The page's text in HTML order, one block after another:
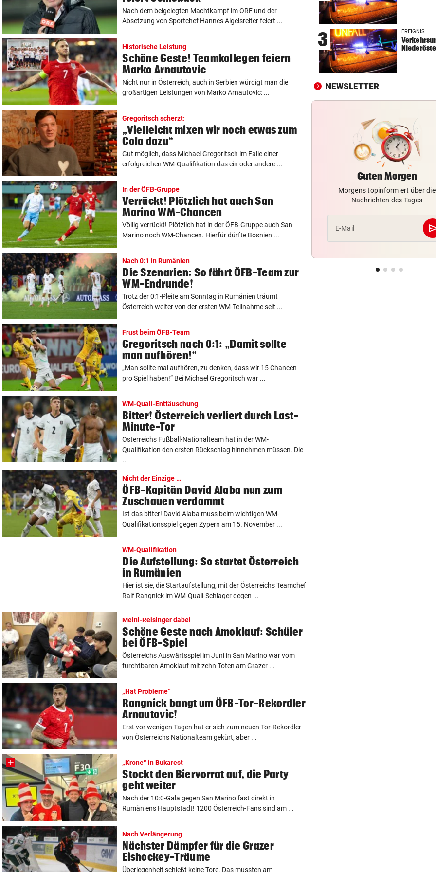
Nach dem beigelegten Machtkampf im ORF und der
Absetzung von Sportchef Hannes Aigelsreiter feiert ...
Historische Leistung
Schöne Geste! Teamkollegen feiern
Marko Arnautovic
Nicht nur in Österreich, auch in Serbien würdigt man die
großartigen Leistungen von Marko Arnautovic: ...
Gregoritsch scherzt:
„Vielleicht mixen wir noch etwas zum
Cola dazu“
Gut möglich, dass Michael Gregoritsch im Falle einer
erfolgreichen WM-Qualifikation das ein oder andere ...
In der ÖFB-Gruppe
Verrückt! Plötzlich hat auch San
Marino WM-Chancen
Völlig verrückt! Plötzlich hat in der ÖFB-Gruppe auch San
Marino noch WM-Chancen. Hierfür dürfte Bosnien ...
Nach 0:1 in Rumänien
Die Szenarien: So fährt ÖFB-Team zur
WM-Endrunde!
Trotz der 0:1-Pleite am Sonntag in Rumänien träumt
Österreich weiter von der ersten WM-Teilnahme seit ...
Frust beim ÖFB-Team
Gregoritsch nach 0:1: „Damit sollte
man aufhören!“
„Man sollte mal aufhören, zu denken, dass wir 15 Chancen
pro Spiel haben!“ Bei Michael Gregoritsch war ...
WM-Quali-Enttäuschung
Bitter! Österreich verliert durch Last-
Minute-Tor
Österreichs Fußball-Nationalteam hat in der WM-
Qualifikation den ersten Rückschlag hinnehmen müssen. Die
...
Nicht der Einzige …
ÖFB-Kapitän David Alaba nun zum
Zuschauen verdammt
Ist das bitter! David Alaba muss beim wichtigen WM-
Qualifikationsspiel gegen Zypern am 15. November ...
WM-Qualifikation
Die Aufstellung: So startet Österreich
in Rumänien
Hier ist sie, die Startaufstellung, mit der Österreichs Teamchef
Ralf Rangnick im WM-Quali-Schlager gegen ...
Meinl-Reisinger dabei
Schöne Geste nach Amoklauf: Schüler
bei ÖFB-Spiel
Österreichs Auswärtsspiel im Juni in San Marino war vom
furchtbaren Amoklauf mit zehn Toten am Grazer ...
„Hat Probleme“
Rangnick bangt um ÖFB-Tor-Rekordler
Arnautovic!
Erst vor wenigen Tagen hat er sich zum neuen Tor-Rekordler
von Österreichs Nationalteam gekürt, aber ...
„Krone“ in Bukarest
Stockt den Biervorrat auf, die Party
geht weiter
Nach der 10:0-Gala gegen San Marino fast direkt in
Rumäniens Hauptstadt! 1200 Österreich-Fans sind am ...
Nach Verlängerung
Nächster Dämpfer für die Grazer
Eishockey-Träume
Überlegenheit schießt keine Tore. Das mussten am
SCHWIMM-EM IN PARIS
Halbfinal-Aus für Luca Karl
K.o.-Sprintbewerb
„KANN DAS JEMAND ...“
Insta-Video von Ski-Idol lässt
NA MAHLZEIT! vor
gegen die Hitze
3 EREIGNIS
NEWSLETTER
Guten Morgen
Morgens topinformiert über die
Nachrichten des Tages
E-Mail